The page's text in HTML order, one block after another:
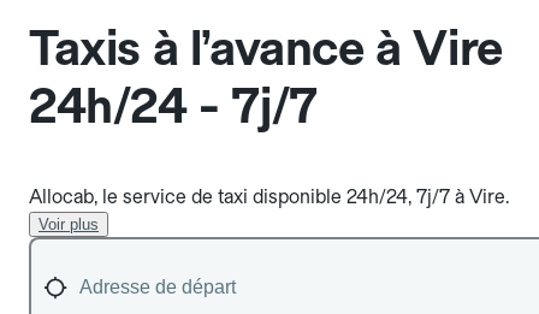
Taxis à l’avance à Vire
24h/24 - 7j/7
Allocab, le service de taxi disponible 24h/24, 7j/7 à Vire.
Voir plus